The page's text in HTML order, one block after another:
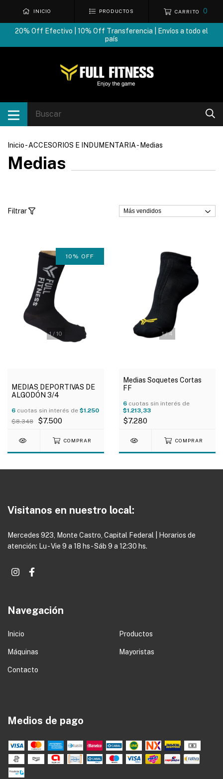
INICIO PRODUCTOS CARRITO 0
20% Off Efectivo | 10% Off Transferencia | Envíos a todo el
país
Inicio- ACCESORIOS E INDUMENTARIA- Medias
Medias
Filtrar
1/ 10
10 % OFF
MEDIAS DEPORTIVAS DE
ALGODÓN 3/4
6 cuotas sin interés de $1.250
$8.348
$7.500
COMPRAR
1/4
Medias Soquetes Cortas
FF
6 cuotas sin interés de
$1.213,33
$7.280
COMPRAR
Visitanos en nuestro local:
Mercedes 923, Monte Castro, Capital Federal | Horarios de
atención: Lu - Vie 9 a 18 hs - Sáb 9 a 12:30 hs.
Navegación
Inicio Productos
Máquinas Mayoristas
Contacto
Medios de pago